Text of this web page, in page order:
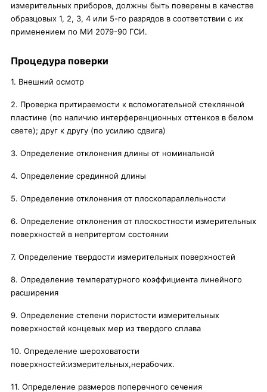
измерительных приборов, должны быть поверены в качестве
образцовых 1, 2, 3, 4 или 5-го разрядов в соответствии с их
применением по МИ 2079-90 ГСИ.
Процедура поверки
1. Внешний осмотр
2. Проверка притираемости к вспомогательной стеклянной
пластине (по наличию интерференционных оттенков в белом
свете); друг к другу (по усилию сдвига)
3. Определение отклонения длины от номинальной
4. Определение срединной длины
5. Определение отклонения от плоскопараллельности
6. Определение отклонения от плоскостности измерительных
поверхностей в непритертом состоянии
7. Определение твердости измерительных поверхностей
8. Определение температурного коэффициента линейного
расширения
9. Определение степени пористости измерительных
поверхностей концевых мер из твердого сплава
10. Определение шероховатости
поверхностей:измерительных,нерабочих.
11. Определение размеров поперечного сечения